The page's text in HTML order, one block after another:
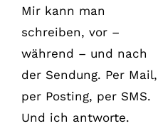
Mir kann man
schreiben, vor –
während – und nach
der Sendung. Per Mail,
per Posting, per SMS.
Und ich antworte.